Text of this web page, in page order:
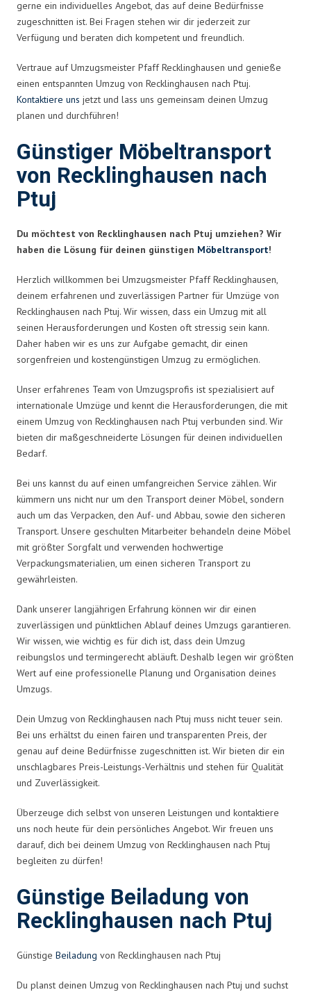
gerne ein individuelles Angebot, das auf deine Bedürfnisse
zugeschnitten ist. Bei Fragen stehen wir dir jederzeit zur
Verfügung und beraten dich kompetent und freundlich.
Vertraue auf Umzugsmeister Pfaff Recklinghausen und genieße
einen entspannten Umzug von Recklinghausen nach Ptuj.
Kontaktiere uns jetzt und lass uns gemeinsam deinen Umzug
planen und durchführen!
Günstiger Möbeltransport
von Recklinghausen nach
Ptuj
Du möchtest von Recklinghausen nach Ptuj umziehen? Wir
haben die Lösung für deinen günstigen Möbeltransport!
Herzlich willkommen bei Umzugsmeister Pfaff Recklinghausen,
deinem erfahrenen und zuverlässigen Partner für Umzüge von
Recklinghausen nach Ptuj. Wir wissen, dass ein Umzug mit all
seinen Herausforderungen und Kosten oft stressig sein kann.
Daher haben wir es uns zur Aufgabe gemacht, dir einen
sorgenfreien und kostengünstigen Umzug zu ermöglichen.
Unser erfahrenes Team von Umzugsprofis ist spezialisiert auf
internationale Umzüge und kennt die Herausforderungen, die mit
einem Umzug von Recklinghausen nach Ptuj verbunden sind. Wir
bieten dir maßgeschneiderte Lösungen für deinen individuellen
Bedarf.
Bei uns kannst du auf einen umfangreichen Service zählen. Wir
kümmern uns nicht nur um den Transport deiner Möbel, sondern
auch um das Verpacken, den Auf- und Abbau, sowie den sicheren
Transport. Unsere geschulten Mitarbeiter behandeln deine Möbel
mit größter Sorgfalt und verwenden hochwertige
Verpackungsmaterialien, um einen sicheren Transport zu
gewährleisten.
Dank unserer langjährigen Erfahrung können wir dir einen
zuverlässigen und pünktlichen Ablauf deines Umzugs garantieren.
Wir wissen, wie wichtig es für dich ist, dass dein Umzug
reibungslos und termingerecht abläuft. Deshalb legen wir größten
Wert auf eine professionelle Planung und Organisation deines
Umzugs.
Dein Umzug von Recklinghausen nach Ptuj muss nicht teuer sein.
Bei uns erhältst du einen fairen und transparenten Preis, der
genau auf deine Bedürfnisse zugeschnitten ist. Wir bieten dir ein
unschlagbares Preis-Leistungs-Verhältnis und stehen für Qualität
und Zuverlässigkeit.
Überzeuge dich selbst von unseren Leistungen und kontaktiere
uns noch heute für dein persönliches Angebot. Wir freuen uns
darauf, dich bei deinem Umzug von Recklinghausen nach Ptuj
begleiten zu dürfen!
Günstige Beiladung von
Recklinghausen nach Ptuj
Günstige Beiladung von Recklinghausen nach Ptuj
Du planst deinen Umzug von Recklinghausen nach Ptuj und suchst